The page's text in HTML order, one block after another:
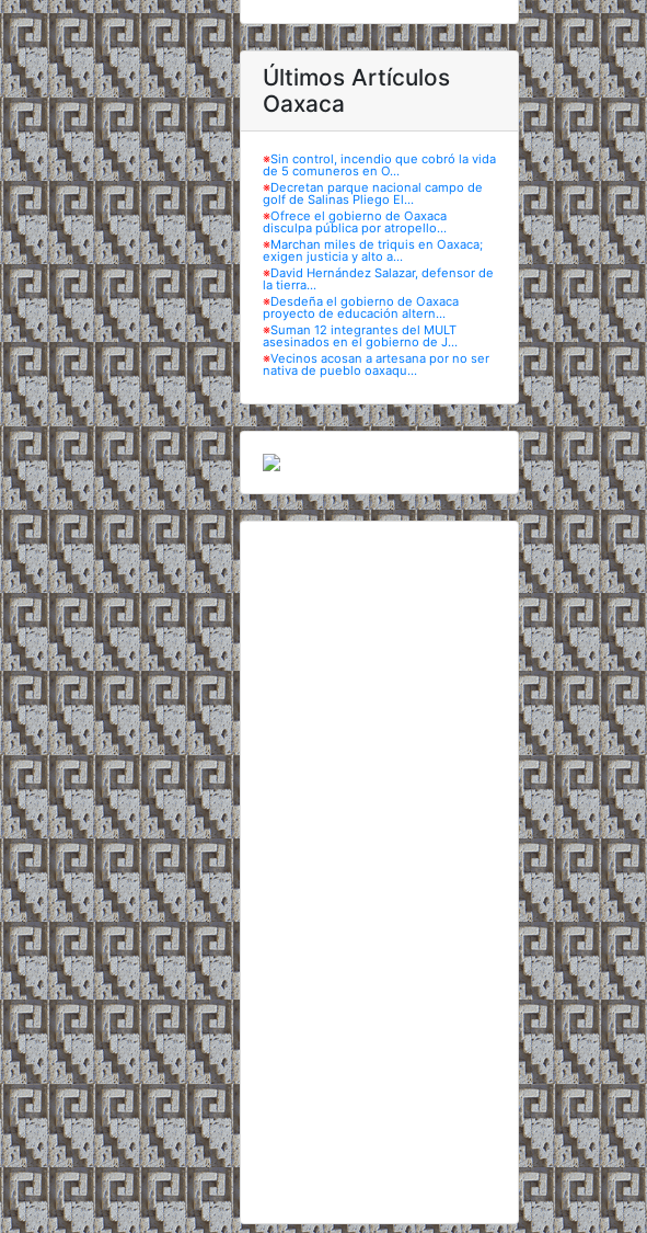
Últimos Artículos
Oaxaca
※Sin control, incendio que cobró la vida
de 5 comuneros en O...
※Decretan parque nacional campo de
golf de Salinas Pliego El...
※Ofrece el gobierno de Oaxaca
disculpa pública por atropello...
※Marchan miles de triquis en Oaxaca;
exigen justicia y alto a...
※David Hernández Salazar, defensor de
la tierra...
※Desdeña el gobierno de Oaxaca
proyecto de educación altern...
※Suman 12 integrantes del MULT
asesinados en el gobierno de J...
※Vecinos acosan a artesana por no ser
nativa de pueblo oaxaqu...